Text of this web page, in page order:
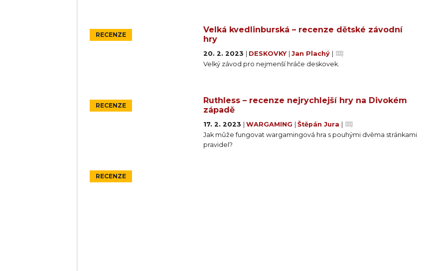
RECENZE
Velká kvedlinburská – recenze dětské závodní
hry
20. 2. 2023 DESKOVKY Jan Plachý
Velký závod pro nejmenší hráče deskovek.
RECENZE
Ruthless – recenze nejrychlejší hry na Divokém
západě
17. 2. 2023 WARGAMING Štěpán Jura
Jak může fungovat wargamingová hra s pouhými dvěma stránkami
pravidel?
RECENZE